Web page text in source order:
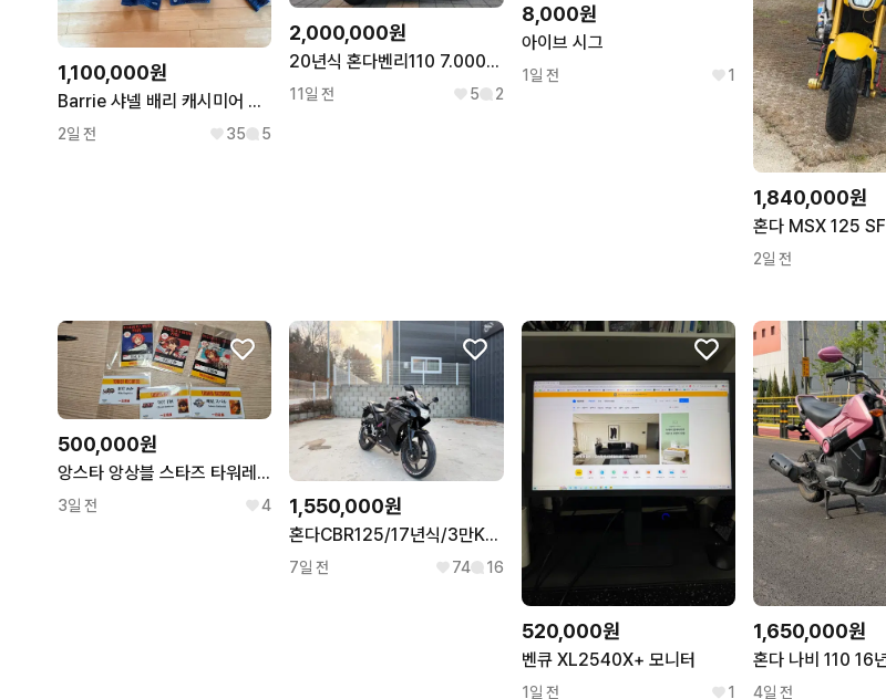
1,100,000원
Barrie 샤넬 배리 캐시미어 가디건 자켓
2일 전 35 5
2,000,000원
20년식 혼다벤리110 7.000키로
11일 전 5 2
8,000원
아이브 시그
1일 전 1
1,840,000원
2일 전
500,000원
앙스타 앙상블 스타즈 타워레코드 특전 타워레 레오 치아키 마무 스바루 미카
3일 전 4 1,550,000원
혼다CBR125/17년식/3만KM/컨디션최고! 팔아요 !
7일 전 74 16
520,000원
벤큐 XL2540X+ 모니터
1일 전 1
1,650,000원
4일 전